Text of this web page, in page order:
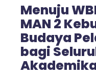
Menuju
MAN 2
Budaya
bagi